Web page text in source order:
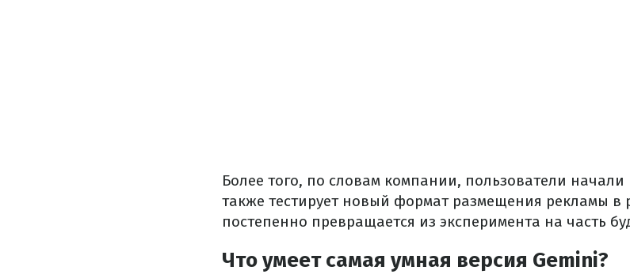
Более того, по словам компании, пользователи
также тестирует новый формат размещения рекламы в
постепенно превращается из эксперимента на часть
Что умеет самая умная версия Gemini?